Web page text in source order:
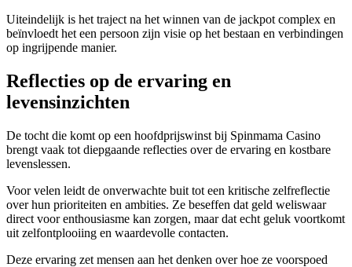
Uiteindelijk is het traject na het winnen van de jackpot complex en
beïnvloedt het een persoon zijn visie op het bestaan en verbindingen
op ingrijpende manier.
Reflecties op de ervaring en
levensinzichten
De tocht die komt op een hoofdprijswinst bij Spinmama Casino
brengt vaak tot diepgaande reflecties over de ervaring en kostbare
levenslessen.
Voor velen leidt de onverwachte buit tot een kritische zelfreflectie
over hun prioriteiten en ambities. Ze beseffen dat geld weliswaar
direct voor enthousiasme kan zorgen, maar dat echt geluk voortkomt
uit zelfontplooiing en waardevolle contacten.
Deze ervaring zet mensen aan het denken over hoe ze voorspoed